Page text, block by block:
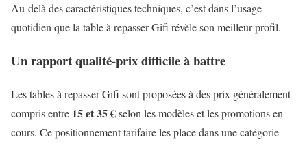
Au-delà des caractéristiques techniques, c’est dans l’usage
quotidien que la table à repasser Gifi révèle son meilleur profil.
Un rapport qualité-prix difficile à battre
Les tables à repasser Gifi sont proposées à des prix généralement
compris entre 15 et 35 €selon les modèles et les promotions en
cours. Ce positionnement tarifaire les place dans une catégorie